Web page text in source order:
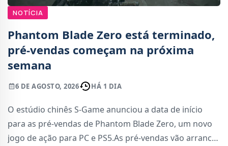
NOTÍCIA
Phantom Blade Zero está terminado,
pré-vendas começam na próxima
semana
6 DE AGOSTO, 2026 HÁ 1 DIA
O estúdio chinês S-Game anunciou a data de início
para as pré-vendas de Phantom Blade Zero, um novo
jogo de ação para PC e PS5.As pré-vendas vão arrancar